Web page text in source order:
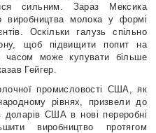
сильним. Зараз Мексика
виробництва молока у формі
Оскільки галузь спільно
щоб підвищити попит на
часом може купувати більше
Гейгер.
промисловості США, як
рівнях, призвели до
доларів США в нові переробні
виробництво протягом